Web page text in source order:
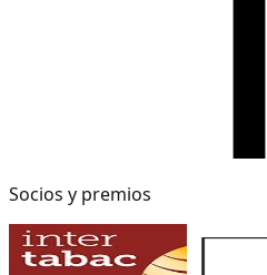
Socios y premios